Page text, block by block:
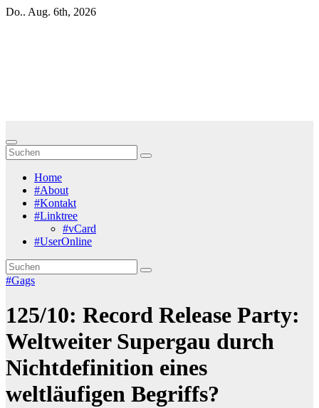
Zum
Do.. Aug. 6th, 2026
Home
#About
#Kontakt
#Linktree
#vCard
#UserOnline
#Gags
125/10: Record Release Party:
Weltweiter Supergau durch
Nichtdefinition eines
weltläufigen Begriffs?